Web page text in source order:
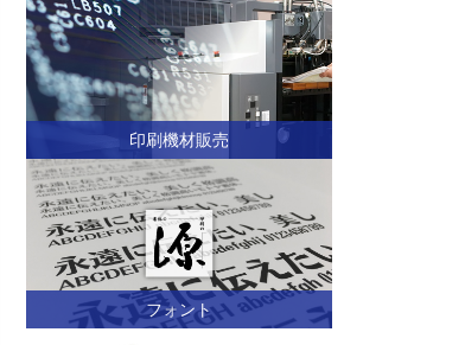
印刷機材販売
フォント